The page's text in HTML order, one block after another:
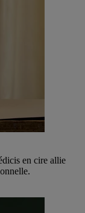
en cire allie